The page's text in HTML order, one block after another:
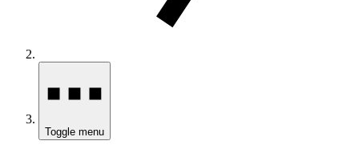
Toggle menu